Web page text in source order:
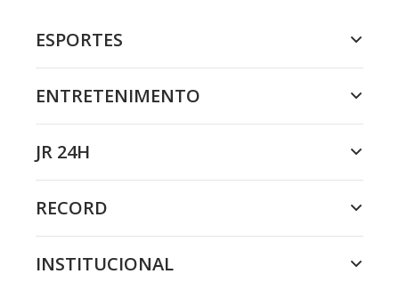
ESPORTES
ENTRETENIMENTO
JR 24H
RECORD
INSTITUCIONAL